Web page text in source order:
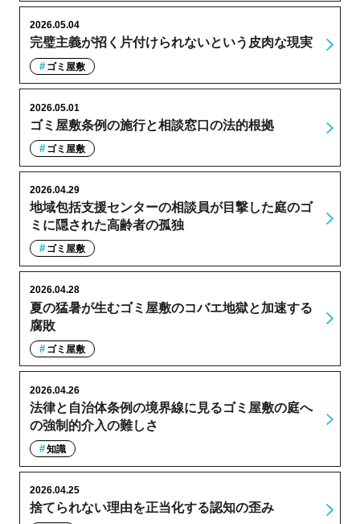
完璧主義が招く片付けられないという皮肉な現実
2026.05.04
ゴミ屋敷
ゴミ屋敷条例の施行と相談窓口の法的根拠
2026.05.01
ゴミ屋敷
地域包括支援センターの相談員が目撃した庭のゴ
ミに隠された高齢者の孤独
2026.04.29
ゴミ屋敷
夏の猛暑が生むゴミ屋敷のコバエ地獄と加速する
腐敗
2026.04.28
ゴミ屋敷
法律と自治体条例の境界線に見るゴミ屋敷の庭へ
の強制的介入の難しさ
2026.04.26
知識
捨てられない理由を正当化する認知の歪み
2026.04.25